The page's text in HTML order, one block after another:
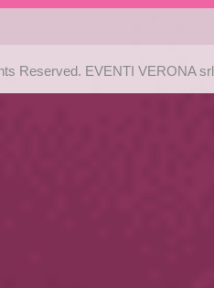
Reserved. EVENTI VERONA